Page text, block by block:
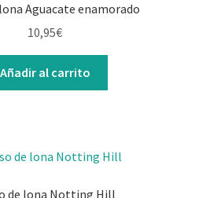
Aguacate enamorado
10,95€
Añadir al carrito
de lona Notting Hill